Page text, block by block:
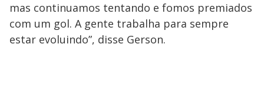
mas continuamos tentando e fomos premiados
com um gol. A gente trabalha para sempre
estar evoluindo”, disse Gerson.